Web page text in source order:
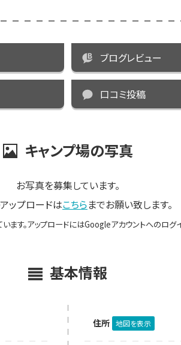
ブログレビュー
口コミ投稿
キャンプ場の写真
お写真を募集しています。
ップロードはこちらまでお願い致します。
ます。アップロードにはGoogleアカウントへのログ
基本情報
住所 地図を表示